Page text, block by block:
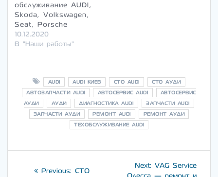
обслуживание AUDI,
Skoda, Volkswagen,
Seat, Porsche
10.12.2020
В "Наши работы"
AUDI AUDI КИЕВ CТО AUDI
CТО АУДИ
АВТОЗАПЧАСТИ AUDI
АВТОСЕРВИС AUDI
АВТОСЕРВИС
АУДИ
АУДИ ДИАГНОСТИКА AUDI
ЗАПЧАСТИ AUDI
ЗАПЧАСТИ АУДИ
РЕМОНТ AUDI
РЕМОНТ АУДИ
ТЕХОБСЛУЖИВАНИЕ AUDI
Previous: Previous
СТО
Next: Next
post:
VAG Service